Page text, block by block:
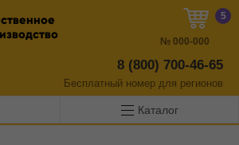
8 (800) 700-46-65
Бесплатный номер для регионов
5
№ 000-000
Каталог